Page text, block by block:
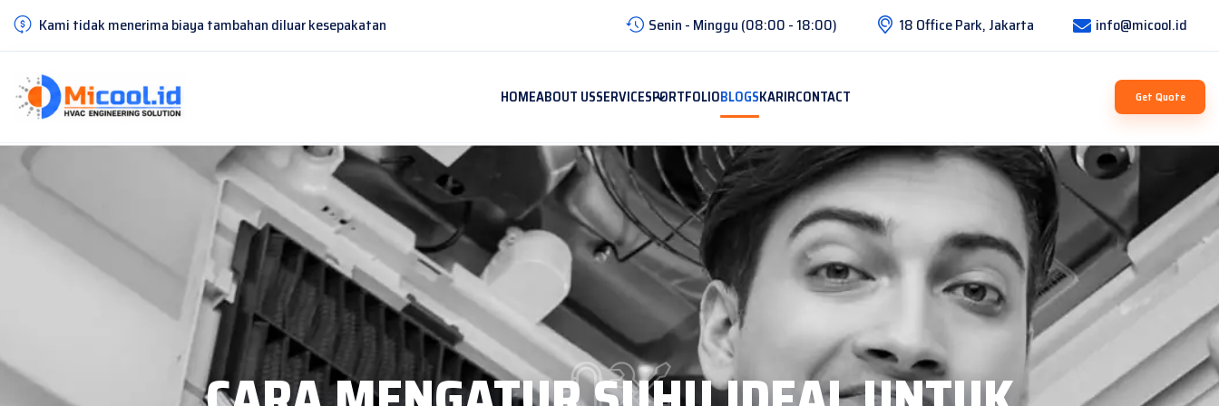
Kami tidak menerima biaya tambahan diluar kesepakatan Senin - Minggu (08:00 - 18:00) 18 Office Park, Jakarta info@micool.id
HOMEABOUT USSERVICESPORTFOLIOBLOGSKARIRCONTACT Get Quote